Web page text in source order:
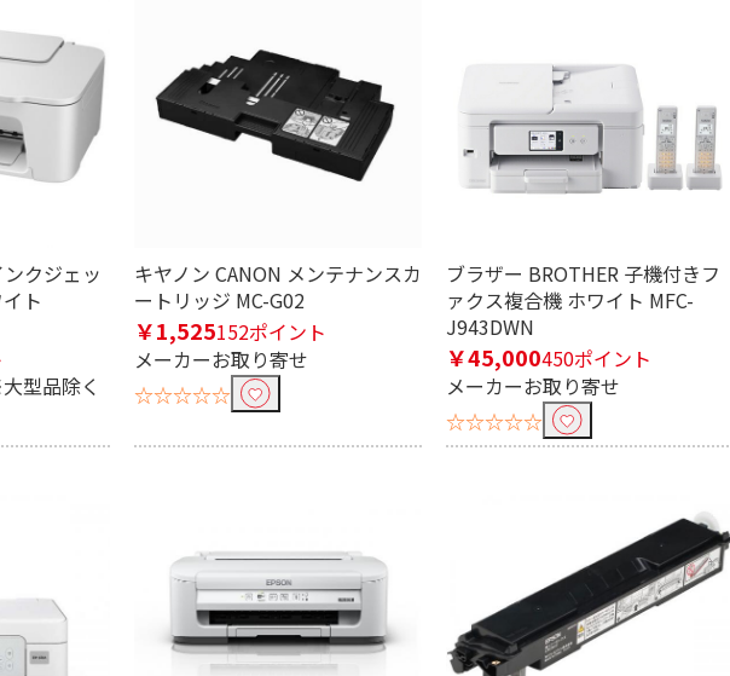
クジェッ
ト
型品除く
キヤノン CANON メンテナンスカ
ートリッジ MC-G02
￥1,525152ポイント
メーカーお取り寄せ
☆☆☆☆☆
ブラザー BROTHER 子機付きフ
ァクス複合機 ホワイト MFC-
J943DWN
￥45,000450ポイント
メーカーお取り寄せ
☆☆☆☆☆
1440dpi 2400dpi 4800dpi